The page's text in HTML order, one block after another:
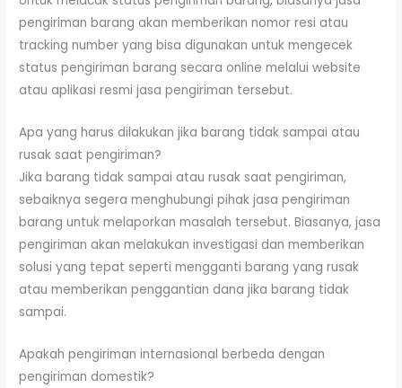
pengiriman barang akan memberikan nomor resi atau
tracking number yang bisa digunakan untuk mengecek
status pengiriman barang secara online melalui website
atau aplikasi resmi jasa pengiriman tersebut.
Apa yang harus dilakukan jika barang tidak sampai atau
rusak saat pengiriman?
Jika barang tidak sampai atau rusak saat pengiriman,
sebaiknya segera menghubungi pihak jasa pengiriman
barang untuk melaporkan masalah tersebut. Biasanya, jasa
pengiriman akan melakukan investigasi dan memberikan
solusi yang tepat seperti mengganti barang yang rusak
atau memberikan penggantian dana jika barang tidak
sampai.
Apakah pengiriman internasional berbeda dengan
pengiriman domestik?